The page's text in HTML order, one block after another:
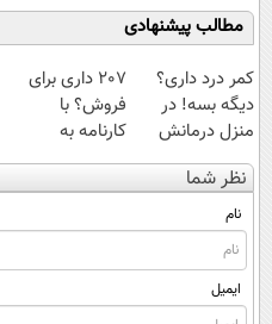
مطالب پیشنهادی
کمر درد داری؟
دیگه بسه! در
منزل درمانش
کن
(◀پرسش‌نامه)
207 داری برای
فروش؟ با
کارنامه به
بهترین قیمت
بفروش!
نظر شما
نام
ایمیل